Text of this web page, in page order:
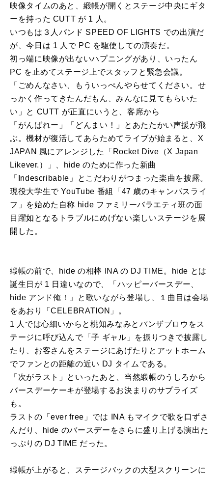
映像タイムのあと、緞帳が開くとステージ中央にギタ
ーを持った CUTT が 1 人。
いつもは３人バンド SPEED OF LIGHTS での出演だ
が、今日は 1 人で PC を駆使しての演奏だ。
初っ端に映像が出ないハプニングがあり、いったん
PC を止めてステージ上でスタッフと緊急会議。
「ごめんなさい、もういっぺんやらせてください。せ
っかく作ってきたんだもん、みんなに見てもらいた
い」と CUTT が正直にいうと、客席から
「がんばれー」「どんまい！」とあたたかい声援が飛
ぶ。機材が復活してあらためてライブが始まると、X
JAPAN 風にアレンジした「Rocket Dive（X Japan
Likever.）」、hide のために作った新曲
「Indescribable」とこだわりがつまった楽曲を披露。
現役大学生で YouTube 番組「47 歳のキャンパスライ
フ」を始めた自称 hide ファミリーバラエティ班の面
目躍如となるトラブルにめげない楽しいステージを展
開した。
緞帳の前で、hide の相棒 INA の DJ TIME。hide とは
誕生日が 1 日違いなので、「ハッピーバースデー、
hide アンド俺！」と歌いながら登場し、１曲目は会場
をあおり「CELEBRATION」。
1 人では心細いからと桃知みなみとパンザブロウをス
テージに呼び込んで「子 ギャル」を振りつきで披露し
たり、お客さんをステージにあげたりとアットホーム
でファンとの距離の近い DJ タイムである。
「次がラスト」といったあと、当然緞帳のうしろから
バースデーケーキが登場するお決まりのサプライズ
も。
ラストの「ever free」では INA もマイクで歌を口ずさ
んだり、hide のバースデーをさらに盛り上げる演出た
っぷりの DJ TIME だった。
緞帳が上がると、ステージバックの大型スクリーンに